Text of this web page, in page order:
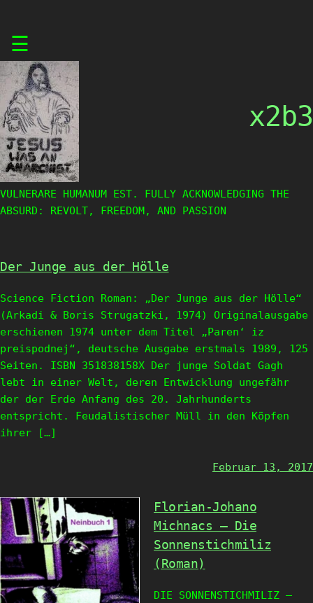
content
☰
x2b3
VULNERARE HUMANUM EST. FULLY ACKNOWLEDGING THE
ABSURD: REVOLT, FREEDOM, AND PASSION
Der Junge aus der Hölle
Science Fiction Roman: „Der Junge aus der Hölle“
(Arkadi & Boris Strugatzki, 1974) Originalausgabe
erschienen 1974 unter dem Titel „Paren‘ iz
preispodnej“, deutsche Ausgabe erstmals 1989, 125
Seiten. ISBN 351838158X Der junge Soldat Gagh
lebt in einer Welt, deren Entwicklung ungefähr
der der Erde Anfang des 20. Jahrhunderts
entspricht. Feudalistischer Müll in den Köpfen
ihrer […]
Februar 13, 2017
Florian-Johano
Michnacs – Die
Sonnenstichmiliz
(Roman)
DIE SONNENSTICHMILIZ –